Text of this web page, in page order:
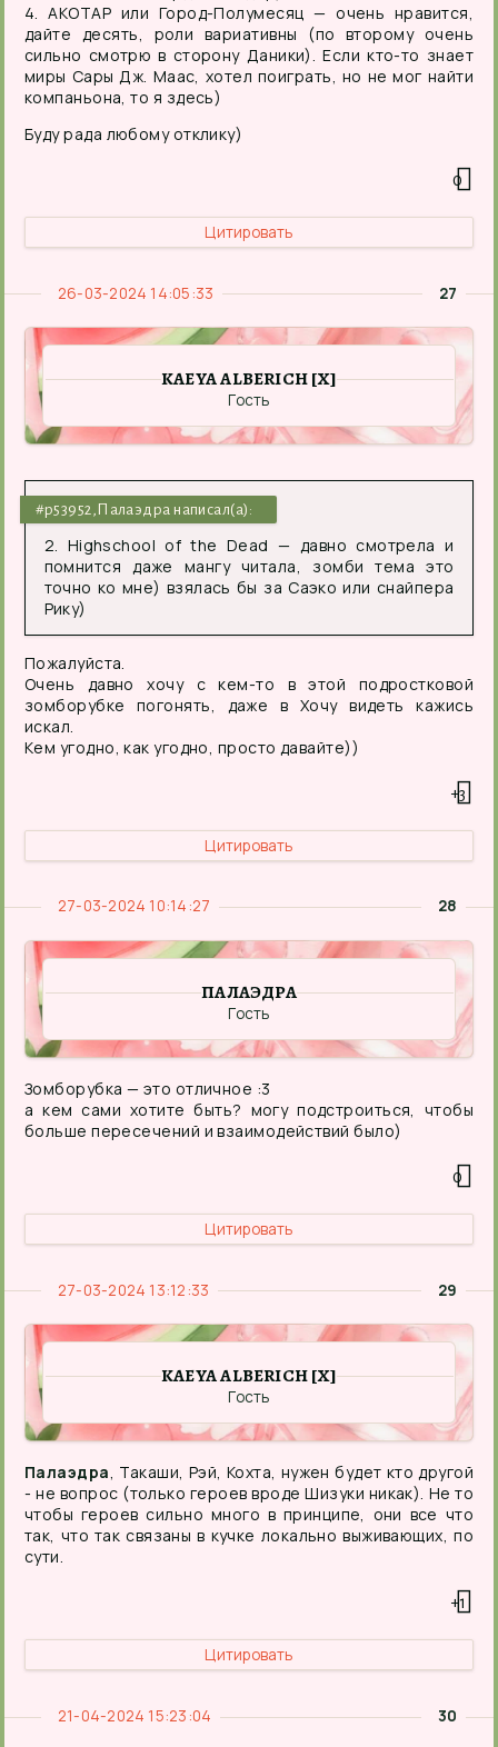
4. АКОТАР или Город-Полумесяц — очень нравится,
дайте десять, роли вариативны (по второму очень
сильно смотрю в сторону Даники). Если кто-то знает
миры Сары Дж. Маас, хотел поиграть, но не мог найти
компаньона, то я здесь)
Буду рада любому отклику)
0
Цитировать
27
26-03-2024 14:05:33
KAEYA ALBERICH [X]
Гость
#p53952,Палаэдра написал(а):
2. Highschool of the Dead — давно смотрела и
помнится даже мангу читала, зомби тема это
точно ко мне) взялась бы за Саэко или снайпера
Рику)
Пожалуйста.
Очень давно хочу с кем-то в этой подростковой
зомборубке погонять, даже в Хочу видеть кажись
искал.
Кем угодно, как угодно, просто давайте))
+3
Цитировать
28
27-03-2024 10:14:27
ПАЛАЭДРА
Гость
Зомборубка — это отличное :3
а кем сами хотите быть? могу подстроиться, чтобы
больше пересечений и взаимодействий было)
0
Цитировать
29
27-03-2024 13:12:33
KAEYA ALBERICH [X]
Гость
Палаэдра, Такаши, Рэй, Кохта, нужен будет кто другой
- не вопрос (только героев вроде Шизуки никак). Не то
чтобы героев сильно много в принципе, они все что
так, что так связаны в кучке локально выживающих, по
сути.
+1
Цитировать
30
21-04-2024 15:23:04